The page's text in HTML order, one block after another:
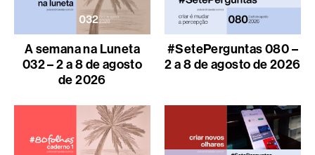
A semana na Luneta
032 – 2 a 8 de agosto
de 2026
#SetePerguntas 080 –
2 a 8 de agosto de 2026